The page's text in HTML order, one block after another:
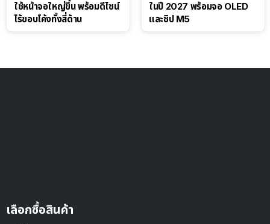
ใช้หน้าจอใหญ่ขึ้น พร้อมดีไซน์
ไร้ขอบโค้งทั้งสี่ด้าน
ในปี 2027 พร้อมจอ OLED
และชิป M5
เลือกซื้อสินค้า